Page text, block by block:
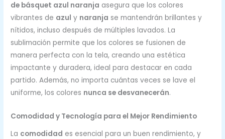
de básquet azul naranja asegura que los colores
vibrantes de azul y naranja se mantendrán brillantes y
nítidos, incluso después de múltiples lavados. La
sublimación permite que los colores se fusionen de
manera perfecta con la tela, creando una estética
impactante y duradera, ideal para destacar en cada
partido. Además, no importa cuántas veces se lave el
uniforme, los colores nunca se desvanecerán.
Comodidad y Tecnología para el Mejor Rendimiento
La comodidad es esencial para un buen rendimiento, y